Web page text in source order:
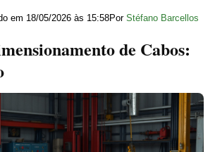
em 18/05/2026 às 15:58Por Stéfano Barcellos
de Cabos: